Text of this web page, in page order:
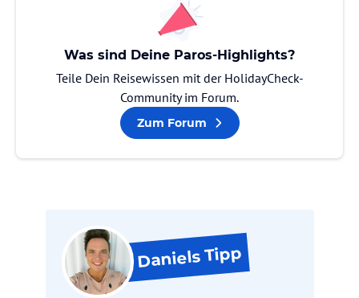
Was sind Deine Paros-Highlights?
Teile Dein Reisewissen mit der HolidayCheck-
Community im Forum.
Zum Forum
DanielsTipp